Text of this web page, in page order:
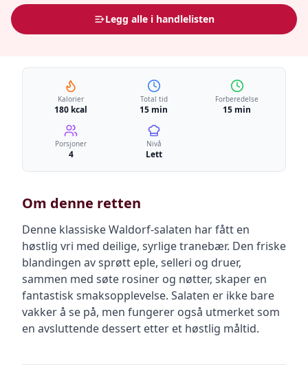
Legg alle i handlelisten
Kalorier
180 kcal
Total tid
15 min
Forberedelse
15 min
Porsjoner
4
Nivå
Lett
Om denne retten
Denne klassiske Waldorf-salaten har fått en
høstlig vri med deilige, syrlige tranebær. Den friske
blandingen av sprøtt eple, selleri og druer,
sammen med søte rosiner og nøtter, skaper en
fantastisk smaksopplevelse. Salaten er ikke bare
vakker å se på, men fungerer også utmerket som
en avsluttende dessert etter et høstlig måltid.